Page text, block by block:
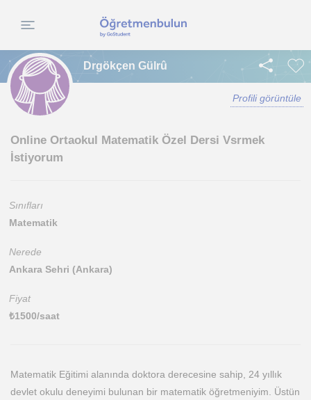
Drgökçen Gülrû
Profili görüntüle
Online Ortaokul Matematik Özel Dersi Vsrmek
İstiyorum
Sınıfları
Matematik
Nerede
Ankara Sehri (Ankara)
Fiyat
₺1500/saat
Matematik Eğitimi alanında doktora derecesine sahip, 24 yıllık
devlet okulu deneyimi bulunan bir matematik öğretmeniyim. Üstün